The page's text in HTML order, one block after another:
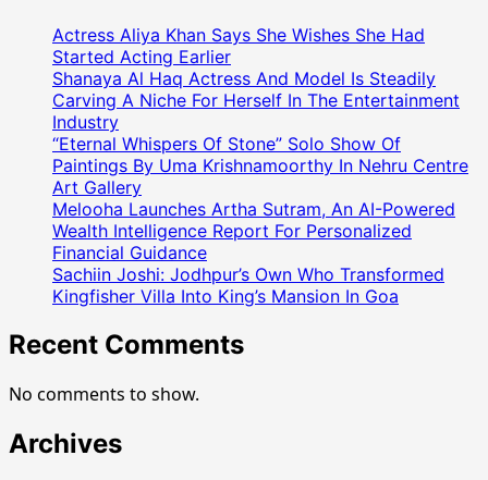
Actress Aliya Khan Says She Wishes She Had
Started Acting Earlier
Shanaya Al Haq Actress And Model Is Steadily
Carving A Niche For Herself In The Entertainment
Industry
“Eternal Whispers Of Stone” Solo Show Of
Paintings By Uma Krishnamoorthy In Nehru Centre
Art Gallery
Melooha Launches Artha Sutram, An AI-Powered
Wealth Intelligence Report For Personalized
Financial Guidance
Sachiin Joshi: Jodhpur’s Own Who Transformed
Kingfisher Villa Into King’s Mansion In Goa
Recent Comments
No comments to show.
Archives